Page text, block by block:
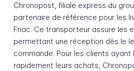
Chronopost, filiale express du
partenaire de référence pour les
Fnac. Ce transporteur assure les
permettant une réception dès le
commande. Pour les clients
rapidement leurs achats,